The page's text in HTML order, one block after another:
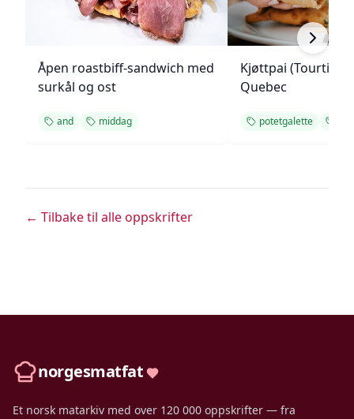
Åpen roastbiff-sandwich med
surkål og ost
and middag
Kjøttpai
Quebec
potetgalette
← Tilbake til alle oppskrifter
norgesmatfat
Et norsk matarkiv med over 120 000 oppskrifter — fra